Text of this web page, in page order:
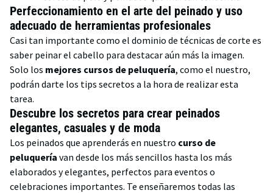
Perfeccionamiento en el arte del peinado y uso
adecuado de herramientas profesionales
Casi tan importante como el dominio de técnicas de corte es
saber peinar el cabello para destacar aún más la imagen.
Solo los mejores cursos de peluquería, como el nuestro,
podrán darte los tips secretos a la hora de realizar esta
tarea.
Descubre los secretos para crear peinados
elegantes, casuales y de moda
Los peinados que aprenderás en nuestro curso de
peluquería van desde los más sencillos hasta los más
elaborados y elegantes, perfectos para eventos o
celebraciones importantes. Te enseñaremos todas las